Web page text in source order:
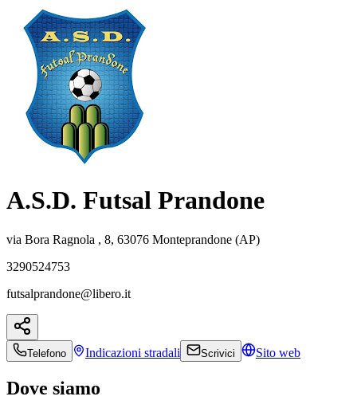
A.S.D. Futsal Prandone
via Bora Ragnola , 8, 63076 Monteprandone (AP)
3290524753
futsalprandone@libero.it
Telefono Indicazioni stradali Scrivici Sito web
Dove siamo